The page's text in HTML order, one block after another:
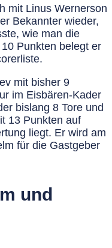
mit Linus Wernerson
Bekannter wieder,
wie man die
10 Punkten belegt er
mit bisher 9
im Eisbären-Kader
bislang 8 Tore und
13 Punkten auf
liegt. Er wird am
für die Gastgeber
und